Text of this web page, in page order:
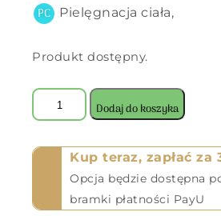
Pielęgnacja ciała,
Produkt dostępny.
Dodaj do koszyka
Kup teraz, zapłać za
Opcja będzie dostępna
bramki płatności PayU